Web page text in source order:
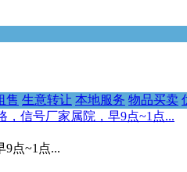
售 生意转让 本地服务 物品买卖
，信号厂家属院，早9点~1点...
9点~1点...